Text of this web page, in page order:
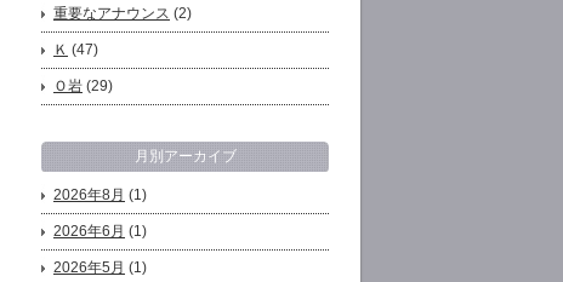
重要なアナウンス (2)
Ｋ (47)
Ｏ岩 (29)
月別アーカイブ
2026年8月 (1)
2026年6月 (1)
2026年5月 (1)